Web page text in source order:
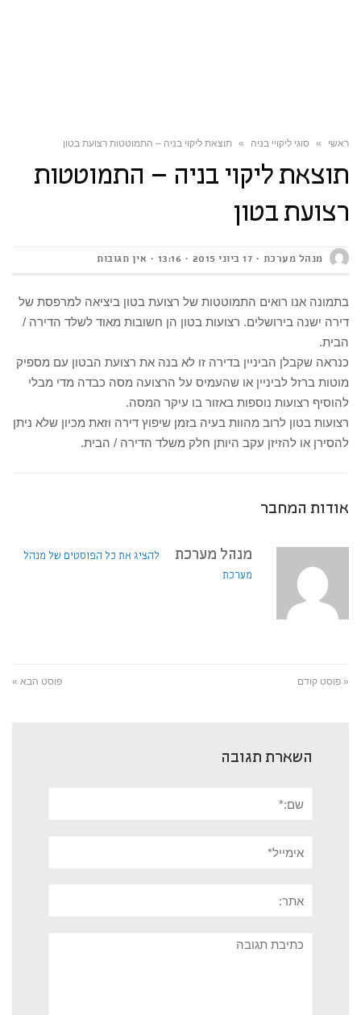
ראשי » סוגי ליקויי בניה » תוצאת ליקוי בניה – התמוטטות רצועת בטון
תוצאת ליקוי בניה – התמוטטות
רצועת בטון
מנהל מערכת 17 ביוני 2015 13:16 אין תגובות
בתמונה אנו רואים התמוטטות של רצועת בטון ביציאה למרפסת של
דירה ישנה בירושלים. רצועות בטון הן חשובות מאוד לשלד הדירה /
הבית.
כנראה שקבלן הביניין בדירה זו לא בנה את רצועת הבטון עם מספיק
מוטות ברזל לביניין או שהעמיס על הרצועה מסה כבדה מדי מבלי
להוסיף רצועות נוספות באזור בו עיקר המסה.
רצועות בטון לרוב מהוות בעיה בזמן שיפוץ דירה וזאת מכיון שלא ניתן
להסירן או להזיזן עקב היותן חלק משלד הדירה / הבית.
אודות המחבר
מנהל מערכת
להציג את כל הפוסטים של מנהל
מערכת
« פוסט קודם פוסט הבא »
השארת תגובה